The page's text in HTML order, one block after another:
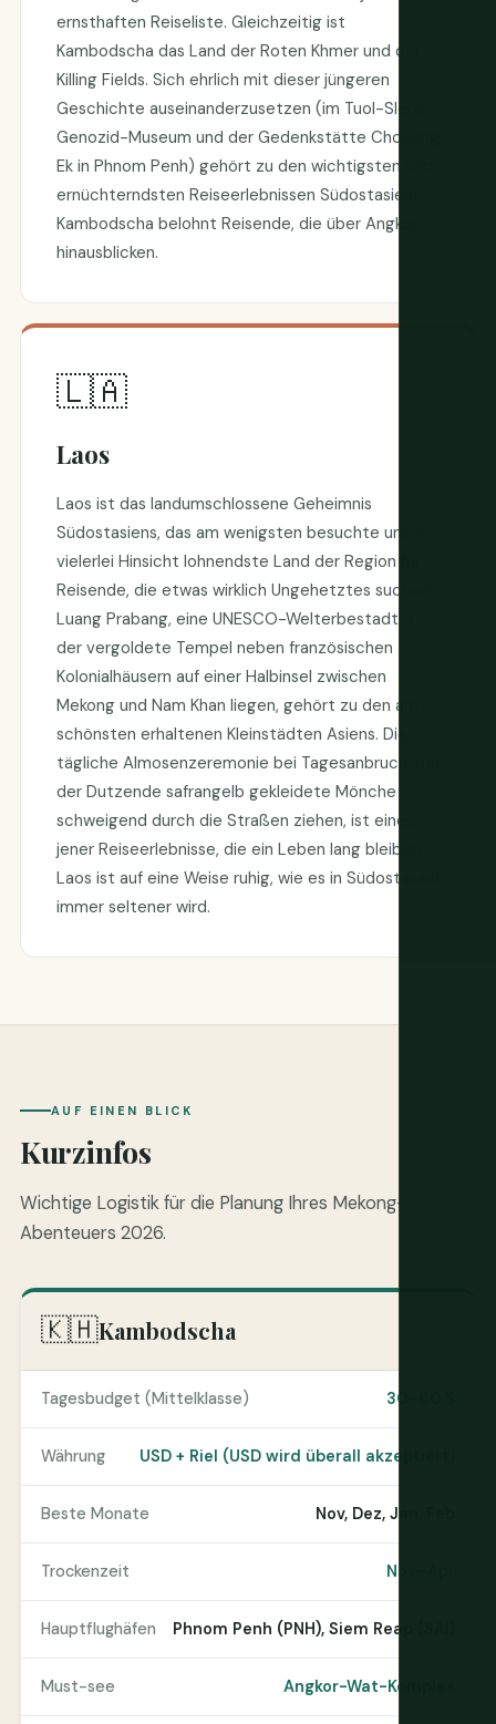
ernsthaften Reiseliste. Gleichzeitig ist
Kambodscha das Land der Roten Khmer und der
Killing Fields. Sich ehrlich mit dieser jüngeren
Geschichte auseinanderzusetzen (im Tuol-Sleng-
Genozid-Museum und der Gedenkstätte Choeung
Ek in Phnom Penh) gehört zu den wichtigsten und
ernüchterndsten Reiseerlebnissen Südostasiens.
Kambodscha belohnt Reisende, die über Angkor
hinausblicken.
🇱🇦
Laos
Laos ist das landumschlossene Geheimnis
Südostasiens, das am wenigsten besuchte und in
vielerlei Hinsicht lohnendste Land der Region für
Reisende, die etwas wirklich Ungehetztes suchen.
Luang Prabang, eine UNESCO-Welterbestadt, in
der vergoldete Tempel neben französischen
Kolonialhäusern auf einer Halbinsel zwischen
Mekong und Nam Khan liegen, gehört zu den am
schönsten erhaltenen Kleinstädten Asiens. Die
tägliche Almosenzeremonie bei Tagesanbruch, bei
der Dutzende safrangelb gekleidete Mönche
schweigend durch die Straßen ziehen, ist eines
jener Reiseerlebnisse, die ein Leben lang bleiben.
Laos ist auf eine Weise ruhig, wie es in Südostasien
immer seltener wird.
AUF EINEN BLICK
Kurzinfos
Wichtige Logistik für die Planung Ihres Mekong-
Abenteuers 2026.
🇰🇭Kambodscha
Tagesbudget (Mittelklasse) 30–60 $
Währung USD + Riel (USD wird überall akzeptiert)
Beste Monate Nov, Dez, Jan, Feb
Trockenzeit Nov–Apr
Hauptflughäfen Phnom Penh (PNH), Siem Reap (SAI)
Must-see Angkor-Wat-Komplex